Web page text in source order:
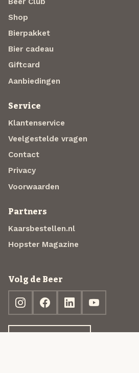
Shop
Bierpakket
Bier cadeau
Giftcard
Aanbiedingen
Service
Klantenservice
Veelgestelde vragen
Contact
Privacy
Voorwaarden
Partners
Kaarsbestellen.nl
Hopster Magazine
Volg de Beer